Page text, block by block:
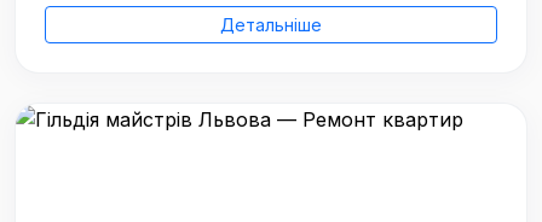
Детальніше